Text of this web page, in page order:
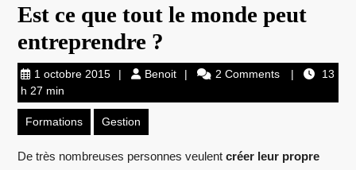
Est ce que tout le monde peut
entreprendre ?
1 octobre 20151
2015
BenoitBenoit 2 Comments
13
h 27 min
Formations Gestion
De très nombreuses personnes veulent créer leur propre